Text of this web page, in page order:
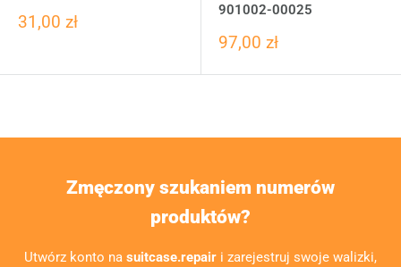
31,00 zł
901002-00025
97,00 zł
Zmęczony szukaniem numerów
produktów?
Utwórz konto na suitcase.repair i zarejestruj swoje walizki,